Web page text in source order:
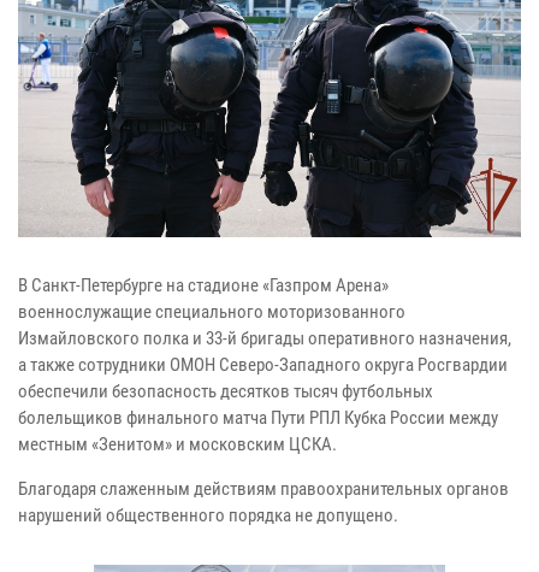
В Санкт-Петербурге на стадионе «Газпром Арена»
военнослужащие специального моторизованного
Измайловского полка и 33-й бригады оперативного назначения,
а также сотрудники ОМОН Северо-Западного округа Росгвардии
обеспечили безопасность десятков тысяч футбольных
болельщиков финального матча Пути РПЛ Кубка России между
местным «Зенитом» и московским ЦСКА.
Благодаря слаженным действиям правоохранительных органов
нарушений общественного порядка не допущено.